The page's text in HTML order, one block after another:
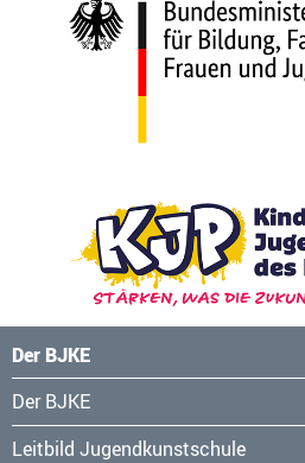
Der BJKE
Navigation
überspringen
Der BJKE
Leitbild Jugendkunstschule